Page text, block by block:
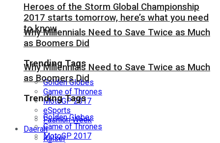
Why Millennials Need to Save Twice as Much
as Boomers Did
Trending Tags
Golden Globes
Game of Thrones
MotoGP 2017
eSports
Fashion Week
Daerah
Kalsel
Heroes of the Storm Global Championship
2017 starts tomorrow, here’s what you need
to know
Why Millennials Need to Save Twice as Much
as Boomers Did
Trending Tags
Golden Globes
Game of Thrones
MotoGP 2017